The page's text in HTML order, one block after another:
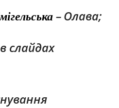
–Олава;
слайдах